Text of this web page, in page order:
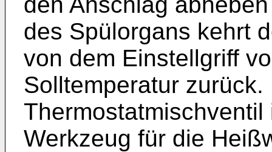
des Spülorgans kehrt
von dem Einstellgriff
Solltemperatur
Werkzeug für die